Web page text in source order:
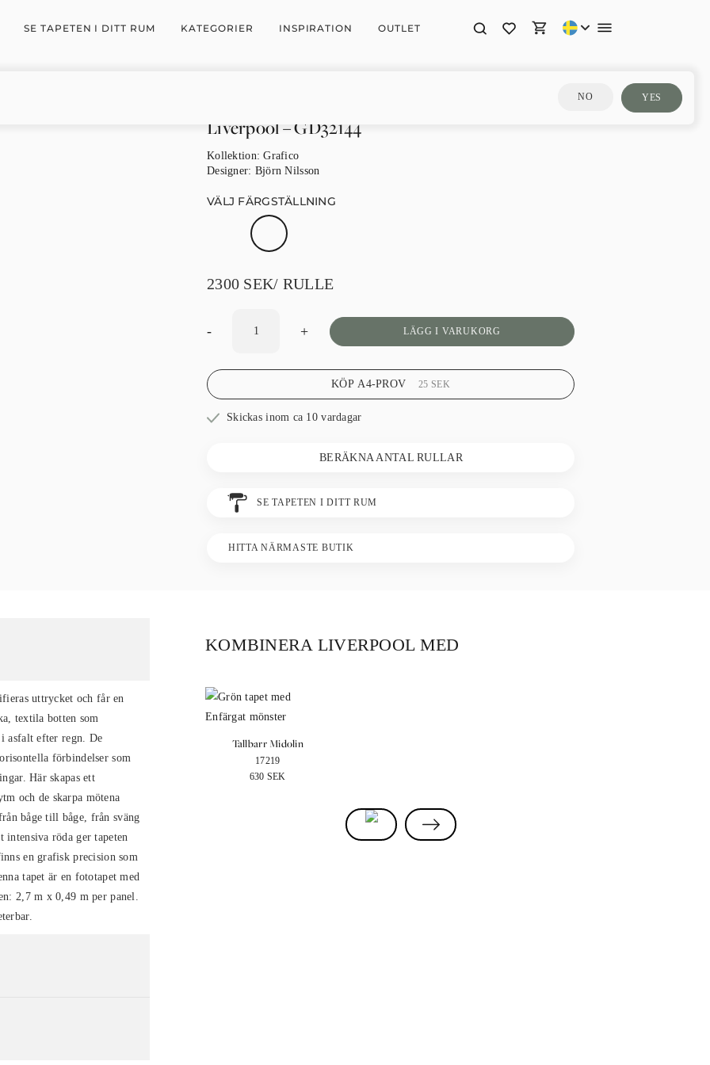
SE TAPETEN I DITT RUM KATEGORIER INSPIRATION OUTLET
Liverpool – GD32144
Kollektion:Grafico
Designer: Björn Nilsson
VÄLJ FÄRGSTÄLLNING
2300 SEK/ RULLE
- + LÄGG I VARUKORG
Skickas inom ca 10 vardagar
BERÄKNA ANTAL RULLAR
KÖP A4-PROV 25 SEK
SE TAPETEN I DITT RUM
HITTA NÄRMASTE BUTIK
KOMBINERA LIVERPOOL MED
Tallbarr Midolin
17219
630 SEK
uttrycket och får en
textila botten som
asfalt efter regn. De
förbindelser som
Här skapas ett
och de skarpa mötena
båge till båge, från sväng
röda ger tapeten
en grafisk precision som
tapet är en fototapet med
2,7 m x 0,49 m per panel.
NO YES